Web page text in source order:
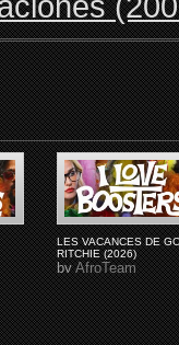
LES VACANCES DE
RITCHIE (2026)
byAfroTeam